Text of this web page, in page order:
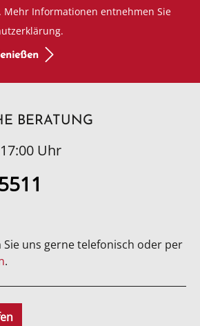
Mehr Informationen entnehmen Sie
BERATUNG
Uhr
Sie uns gerne telefonisch oder per
.